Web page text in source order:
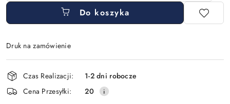
Do koszyka
Druk na zamówienie
Dostępność
i
dostawa
Czas Realizacji:
1-2 dni robocze
Cena Przesyłki:
20